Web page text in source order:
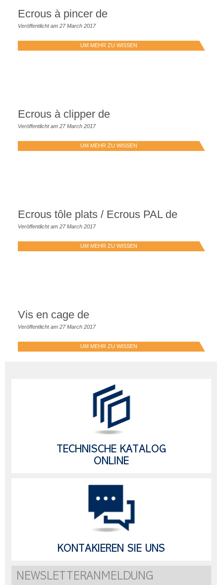
Ecrous à pincer de
Veröffentlicht am 27 March 2017
UM MEHR ZU WISSEN
Ecrous à clipper de
Veröffentlicht am 27 March 2017
UM MEHR ZU WISSEN
Ecrous tôle plats / Ecrous PAL de
Veröffentlicht am 27 March 2017
UM MEHR ZU WISSEN
Vis en cage de
Veröffentlicht am 27 March 2017
UM MEHR ZU WISSEN
TECHNISCHE KATALOG
ONLINE
KONTAKIEREN SIE UNS
NEWSLETTERANMELDUNG